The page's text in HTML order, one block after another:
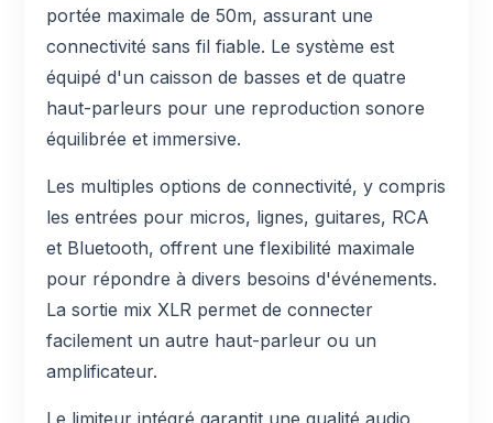
portée maximale de 50m, assurant une
connectivité sans fil fiable. Le système est
équipé d'un caisson de basses et de quatre
haut-parleurs pour une reproduction sonore
équilibrée et immersive.
Les multiples options de connectivité, y compris
les entrées pour micros, lignes, guitares, RCA
et Bluetooth, offrent une flexibilité maximale
pour répondre à divers besoins d'événements.
La sortie mix XLR permet de connecter
facilement un autre haut-parleur ou un
amplificateur.